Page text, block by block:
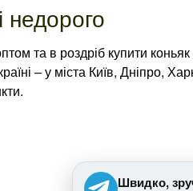
недорого
та в роздріб купити
– у міста Київ, Дніпро,
Швидко,